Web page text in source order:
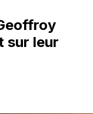
sur leur